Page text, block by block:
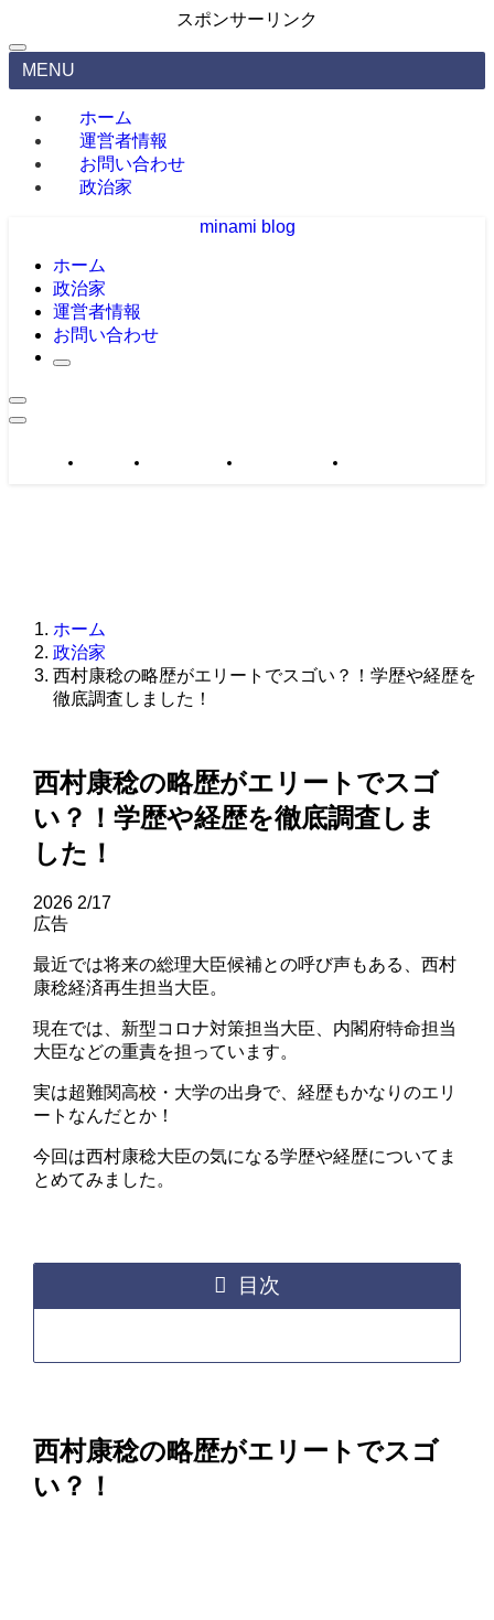
スポンサーリンク
MENU
ホーム
運営者情報
お問い合わせ
政治家
minami blog
ホーム
政治家
運営者情報
お問い合わせ
政治家 運営者情報 お問い合わせ
ホーム
政治家
西村康稔の略歴がエリートでスゴい？！学歴や経歴を
徹底調査しました！
西村康稔の略歴がエリートでスゴ
い？！学歴や経歴を徹底調査しま
した！
2026 2/17
広告
最近では将来の総理大臣候補との呼び声もある、西村
康稔経済再生担当大臣。
現在では、新型コロナ対策担当大臣、内閣府特命担当
大臣などの重責を担っています。
実は超難関高校・大学の出身で、経歴もかなりのエリ
ートなんだとか！
今回は西村康稔大臣の気になる学歴や経歴についてま
とめてみました。
目次
西村康稔の略歴がエリートでスゴ
い？！